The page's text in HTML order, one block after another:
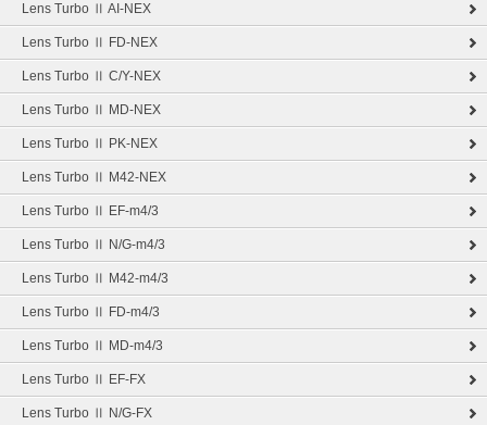
Lens Turbo Ⅱ AI-NEX
Lens Turbo Ⅱ FD-NEX
Lens Turbo Ⅱ C/Y-NEX
Lens Turbo Ⅱ MD-NEX
Lens Turbo Ⅱ PK-NEX
Lens Turbo Ⅱ M42-NEX
Lens Turbo Ⅱ EF-m4/3
Lens Turbo Ⅱ N/G-m4/3
Lens Turbo Ⅱ M42-m4/3
Lens Turbo Ⅱ FD-m4/3
Lens Turbo Ⅱ MD-m4/3
Lens Turbo Ⅱ EF-FX
Lens Turbo Ⅱ N/G-FX